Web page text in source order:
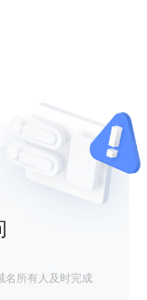
名所有人及时完成